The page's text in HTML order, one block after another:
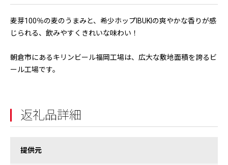
麦芽100％の麦のうまみと、希少ホップIBUKIの爽やかな香りが感
じられる、飲みやすくきれいな味わい！
朝倉市にあるキリンビール福岡工場は、広大な敷地面積を誇るビ
ール工場です。
返礼品詳細
提供元